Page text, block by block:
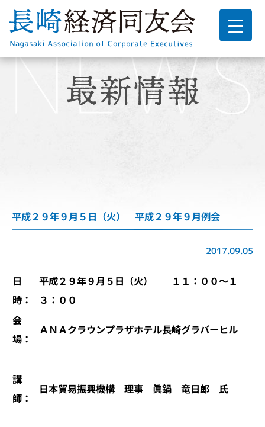
平成２９年９月５日（火） 平成２９年９月例会
2017.09.05
日
時：
平成２９年９月５日（火） １１：００～１
３：００
会
場：
ＡＮＡクラウンプラザホテル長崎グラバーヒル
講
師：
日本貿易振興機構 理事 眞鍋 竜日郎 氏